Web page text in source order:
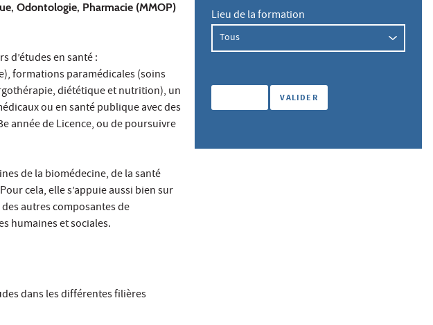
Odontologie, Pharmacie (MMOP)
d’études en santé :
formations paramédicales (soins
diététique et nutrition), un
ou en santé publique avec des
année de Licence, ou de poursuivre
de la biomédecine, de la santé
cela, elle s’appuie aussi bien sur
autres composantes de
humaines et sociales.
dans les différentes filières
Lieu de la formation